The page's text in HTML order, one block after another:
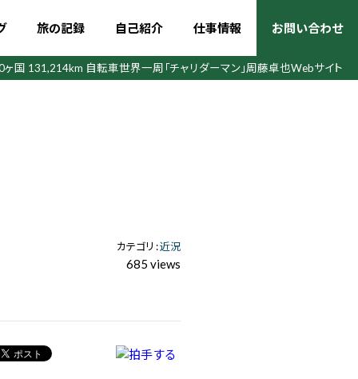
旅の記録 自己紹介 仕事情報 お問い合わせ
ヶ国 131,214km 自転車世界一周 「チャリダーマン」周藤卓也Webサイト
カテゴリ :近況
685 views